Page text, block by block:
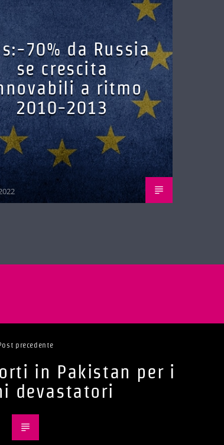
70% da Russia
se crescita
a ritmo
2010-2013
precedente
in Pakistan per i
devastatori